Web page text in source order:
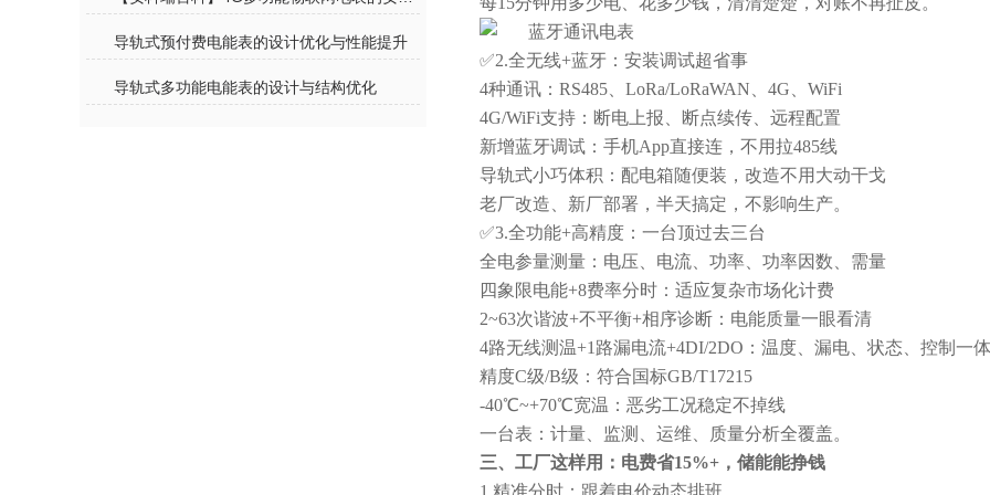
导轨式预付费电能表的设计优化与性能提升
导轨式多功能电能表的设计与结构优化
✅2.全无线+蓝牙：安装调试超省事
4种通讯：RS485、LoRa/LoRaWAN、4G、WiFi
4G/WiFi支持：断电上报、断点续传、远程配置
新增蓝牙调试：手机App直接连，不用拉485线
导轨式小巧体积：配电箱随便装，改造不用大动干戈
老厂改造、新厂部署，半天搞定，不影响生产。
✅3.全功能+高精度：一台顶过去三台
全电参量测量：电压、电流、功率、功率因数、需量
四象限电能+8费率分时：适应复杂市场化计费
2~63次谐波+不平衡+相序诊断：电能质量一眼看清
4路无线测温+1路漏电流+4DI/2DO：温度、漏电、状态、控制一
精度C级/B级：符合国标GB/T17215
-40℃~+70℃宽温：恶劣工况稳定不掉线
一台表：计量、监测、运维、质量分析全覆盖。
三、工厂这样用：电费省15%+，储能能挣钱
1.精准分时：跟着电价动态排班